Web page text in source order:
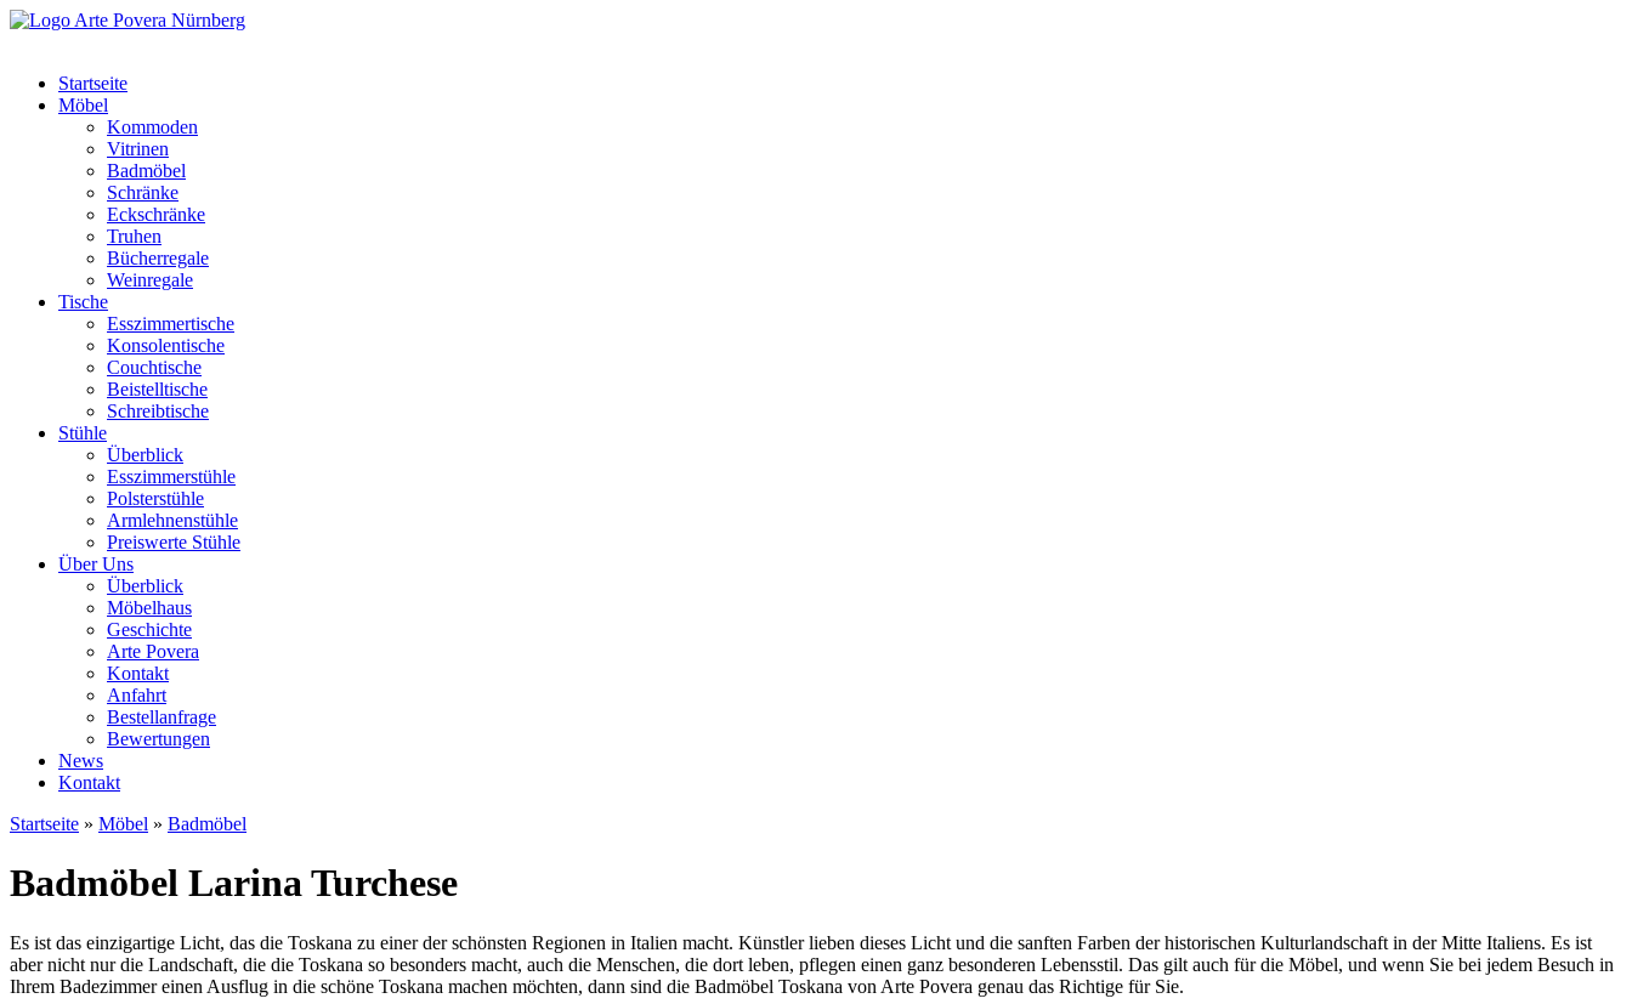
Startseite
Möbel
Kommoden
Vitrinen
Badmöbel
Schränke
Eckschränke
Truhen
Bücherregale
Weinregale
Tische
Esszimmertische
Konsolentische
Couchtische
Beistelltische
Schreibtische
Stühle
Überblick
Esszimmerstühle
Polsterstühle
Armlehnenstühle
Preiswerte Stühle
Über Uns
Überblick
Möbelhaus
Geschichte
Arte Povera
Kontakt
Anfahrt
Bestellanfrage
Bewertungen
News
Kontakt
Startseite » Möbel » Badmöbel
Badmöbel Larina Turchese
Es ist das einzigartige Licht, das die Toskana zu einer der schönsten Regionen in Italien macht. Künstler lieben dieses Licht und die sanften Farben der historischen Kulturlandschaft in der Mitte Italiens. Es ist
aber nicht nur die Landschaft, die die Toskana so besonders macht, auch die Menschen, die dort leben, pflegen einen ganz besonderen Lebensstil. Das gilt auch für die Möbel, und wenn Sie bei jedem Besuch in
Ihrem Badezimmer einen Ausflug in die schöne Toskana machen möchten, dann sind die Badmöbel Toskana von Arte Povera genau das Richtige für Sie.